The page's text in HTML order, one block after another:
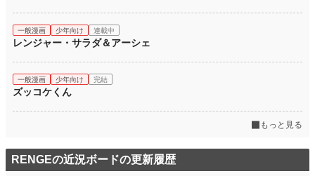
一般漫画 少年向け 連載中
レンジャー・サラダ＆アーシェ
一般漫画 少年向け 完結
ズッコケくん
もっと見る
RENGEの近況ボードの更新履歴